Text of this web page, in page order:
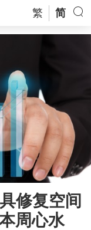
繁 简
修复空间
周心水